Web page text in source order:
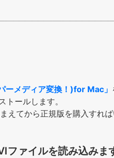
ーメディア変換！)for Mac」
ールします。
えてから正規版を購入すれ
ァイルを読み込みま